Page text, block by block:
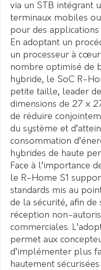
via un STB intégrant
terminaux mobiles
pour des
En adoptant un
un processeur à
nombre optimisé de
hybride, le SoC R-
petite taille, leader
dimensions de 27 x
de réduire
du système et
consommation
hybrides de haute
Face à l’importance
le R-Home S1
standards mis au
de la sécurité, afin
réception non-
commerciales.
permet aux
d’implémenter plus
hautement